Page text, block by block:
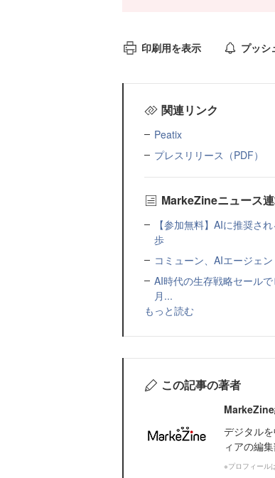
印刷用を表示 プッシ
関連リンク
Peatix
プレスリリース（PDF）
MarkeZineニュース
【参加無料】AIに推奨さ
歩
コミューン、AIエージェ
AI時代の生存戦略セール
月...
もっと読む
この記事の著者
MarkeZine
デジタル
ィアの編集
※プロフィール